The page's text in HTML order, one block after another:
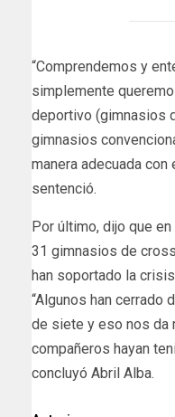
“Comprendemos y
simplemente
deportivo (gimnasios
gimnasios
manera adecuada con
sentenció.
Por último, dijo que
31 gimnasios de
han soportado la
“Algunos han cerrado
de siete y eso nos da
compañeros hayan
concluyó Abril Alba.